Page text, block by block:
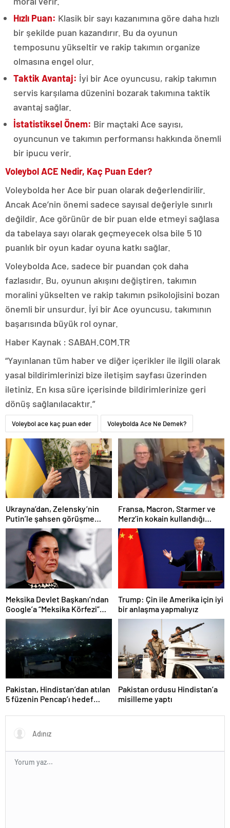
Hızlı Puan: Klasik bir sayı kazanımına göre daha hızlı
bir şekilde puan kazandırır. Bu da oyunun
temposunu yükseltir ve rakip takımın organize
olmasına engel olur.
Taktik Avantaj: İyi bir Ace oyuncusu, rakip takımın
servis karşılama düzenini bozarak takımına taktik
avantaj sağlar.
İstatistiksel Önem: Bir maçtaki Ace sayısı,
oyuncunun ve takımın performansı hakkında önemli
bir ipucu verir.
Voleybol ACE Nedir, Kaç Puan Eder?
Voleybolda her Ace bir puan olarak değerlendirilir.
Ancak Ace’nin önemi sadece sayısal değeriyle sınırlı
değildir. Ace görünür de bir puan elde etmeyi sağlasa
da tabelaya sayı olarak geçmeyecek olsa bile 5 10
puanlık bir oyun kadar oyuna katkı sağlar.
Voleybolda Ace, sadece bir puandan çok daha
fazlasıdır. Bu, oyunun akışını değiştiren, takımın
moralini yükselten ve rakip takımın psikolojisini bozan
önemli bir unsurdur. İyi bir Ace oyuncusu, takımının
başarısında büyük rol oynar.
Haber Kaynak : SABAH.COM.TR
“Yayınlanan tüm haber ve diğer içerikler ile ilgili olarak
yasal bildirimlerinizi bize iletişim sayfası üzerinden
iletiniz. En kısa süre içerisinde bildirimlerinize geri
dönüş sağlanılacaktır.”
Voleybol ace kaç puan eder Voleybolda Ace Ne Demek?
Ukrayna’dan, Zelensky’nin
Putin’le şahsen görüşme
talebine ilişkin açıklama
Fransa, Macron, Starmer ve
Merz’in kokain kullandığı
iddiasını yalanladı
Meksika Devlet Başkanı’ndan
Google’a “Meksika Körfezi”
davası
Trump: Çin ile Amerika için iyi
bir anlaşma yapmalıyız
Pakistan, Hindistan’dan atılan
5 füzenin Pencap’ı hedef
Pakistan ordusu Hindistan’a
misilleme yaptı